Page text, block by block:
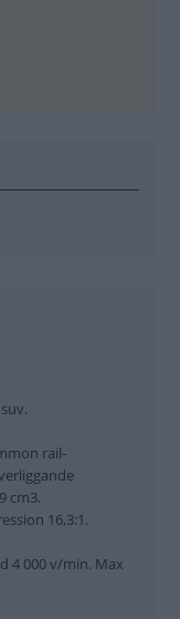
rail-
cm3.
16,3:1.
4 000 v/min. Max